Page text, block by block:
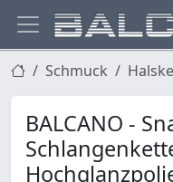
Schmuck
BALCANO -